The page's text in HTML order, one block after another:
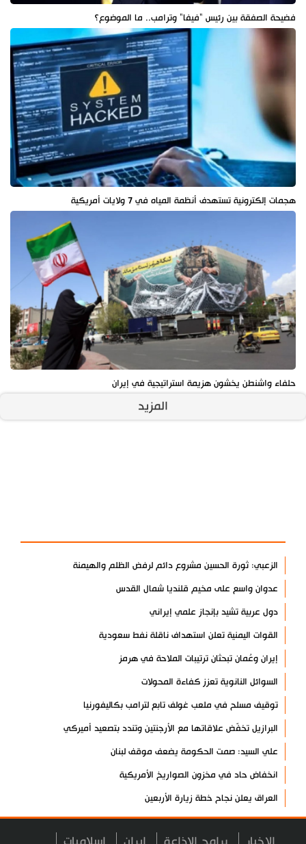
فضيحة الصفقة بين رئيس "فيفا" وترامب.. ما الموضوع؟
هجمات إلكترونية تستهدف أنظمة المياه في 7 ولايات أمريكية
حلفاء واشنطن يخشون هزيمة استراتيجية في إيران
المزيد
الزعبي: ثورة الحسين مشروع دائم لرفض الظلم والهيمنة
عدوان واسع على مخيم قلنديا شمال القدس
دول عربية تشيد بإنجاز علمي إيراني
القوات اليمنية تعلن استهداف ناقلة نفط سعودية
إيران وعُمان تبحثان ترتيبات الملاحة في هرمز
السوائل النانوية تعزز كفاءة المحولات
توقيف مسلح في ملعب غولف تابع لترامب بكاليفورنيا
البرازيل تخفّض علاقاتها مع الأرجنتين وتندد بتصعيد أميركي
علي السيد: صمت الحكومة يضعف موقف لبنان
انخفاض حاد في مخزون الصواريخ الأمريكية
العراق يعلن نجاح خطة زيارة الأربعين
رضائي: إيران جاهزة للدفاع عن سيادتها